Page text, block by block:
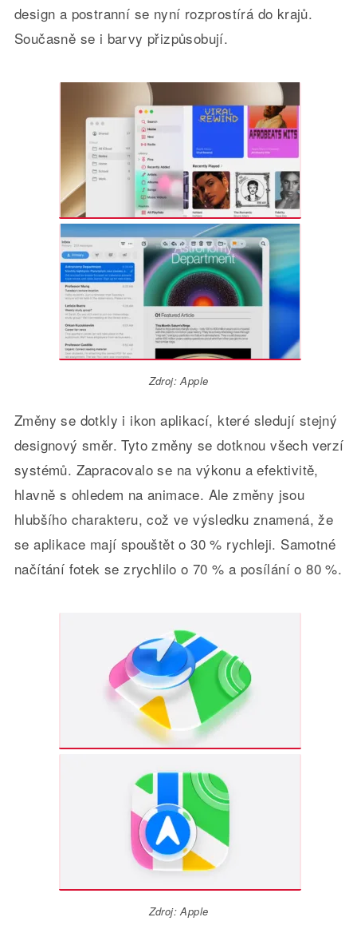
design a postranní se nyní rozprostírá do krajů.
Současně se i barvy přizpůsobují.
Zdroj: Apple
Změny se dotkly i ikon aplikací, které sledují stejný
designový směr. Tyto změny se dotknou všech verzí
systémů. Zapracovalo se na výkonu a efektivitě,
hlavně s ohledem na animace. Ale změny jsou
hlubšího charakteru, což ve výsledku znamená, že
se aplikace mají spouštět o 30 % rychleji. Samotné
načítání fotek se zrychlilo o 70 % a posílání o 80 %.
Zdroj: Apple